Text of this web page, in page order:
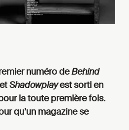
numéro deBehind
Shadowplayest sorti en
la toute première fois.
qu’un magazine se